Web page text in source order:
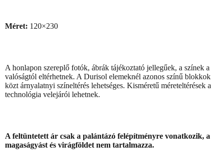
Méret: 120×230
A honlapon szereplő fotók, ábrák tájékoztató jellegűek, a színek a
valóságtól eltérhetnek. A Durisol elemeknél azonos színű blokkok
közt árnyalatnyi színeltérés lehetséges. Kisméretű méreteltérések a
technológia velejárói lehetnek.
A feltüntetett ár csak a palántázó felépítményre vonatkozik, a
magaságyást és virágföldet nem tartalmazza.